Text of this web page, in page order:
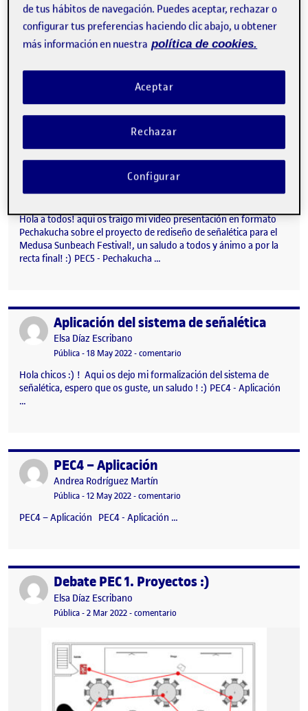
Publicado porPEC4 – Aplicación
Fecha de publicacióncomentario
PEC4 - Aplicación …
Pechakucha Señalética Medusa Sunbeach Festival
Elsa Díaz Escribano
Visibilidad:
Pública-Fecha de publicación
2 Jun 2022-comentarioen Pechakucha Señalética Medusa
Hola a todos! aqui os traigo mi video presentación en formato
Pechakucha sobre el proyecto de rediseño de señalética para el
Medusa Sunbeach Festival!, un saludo a todos y ánimo a por la
recta final! :) PEC5 - Pechakucha …
Publicado porAplicación del sistema de señalética
Publicado por
Elsa Díaz Escribano
Visibilidad:
Pública-Fecha de publicación
18 May 202218 mayo, 2022 5:17 pm
-comentario
Hola chicos :) ! Aqui os dejo mi formalización del sistema de
señalética, espero que os guste, un saludo ! :) PEC4 - Aplicación
…
Publicado porPEC4 – Aplicación
Publicado por
Andrea Rodríguez Martín
Visibilidad:
Pública-Fecha de publicación
12 May 202215 mayo, 2022 5:36 pm
-comentario
PEC4 – Aplicación PEC4 - Aplicación …
Publicado porDebate PEC 1. Proyectos :)
Publicado por
Elsa Díaz Escribano
Visibilidad:
Pública-Fecha de publicación
2 Mar 2022-comentario
de tus hábitos de navegación. Puedes aceptar, rechazar o
configurar tus preferencias haciendo clic abajo, u obtener
más información en nuestra política de cookies.
Rechazar
Aceptar
Configurar